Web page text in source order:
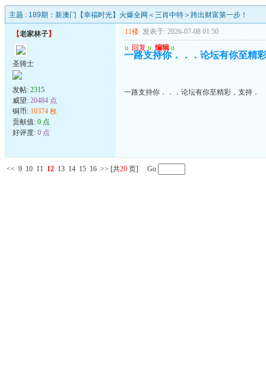
主题 : 189期：新澳门【幸福时光】火爆全网＜三肖中特＞跨出财富第一步！
【老家林子】
圣骑士
发帖: 2315
威望: 20484 点
铜币: 10374 枚
贡献值: 0 点
好评度: 0 点
11楼 发表于: 2026-07-08 01:50
u 回复 u 编辑 u
一路支持你．．．论坛有你至精
一路支持你．．．论坛有你至精彩，支持．
<< 9 10 11 12 13 14 15 16 >> [共20 页] Go